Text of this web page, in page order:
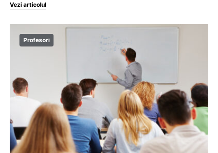
Vezi articolul
Profesori